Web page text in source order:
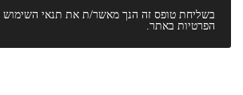
בשליחת טופס זה הנך מאשר/ת את תנאי השימוש
הפרטיות באתר.